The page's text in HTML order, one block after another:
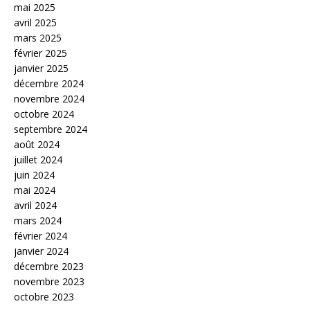
mai 2025
avril 2025
mars 2025
février 2025
janvier 2025
décembre 2024
novembre 2024
octobre 2024
septembre 2024
août 2024
juillet 2024
juin 2024
mai 2024
avril 2024
mars 2024
février 2024
janvier 2024
décembre 2023
novembre 2023
octobre 2023